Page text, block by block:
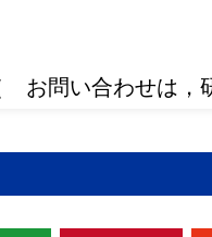
お問い合わせは，